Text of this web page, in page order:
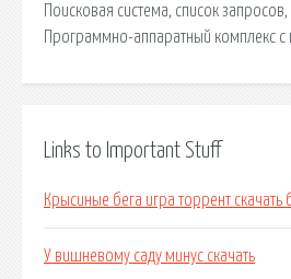
Поисковая сиcтема, список
Программно-аппаратный комплекс с
Links to Important Stuff
Крысиные бега игра торрент скачать
У вишневому саду минус скачать